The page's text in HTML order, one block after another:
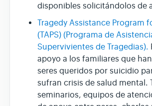
disponibles solicitándolos de
Tragedy Assistance Program
(TAPS) (Programa de
Supervivientes de Tragedias).
apoyo a los familiares que
seres queridos por suicidio
sufran crisis de salud mental.
seminarios, equipos de